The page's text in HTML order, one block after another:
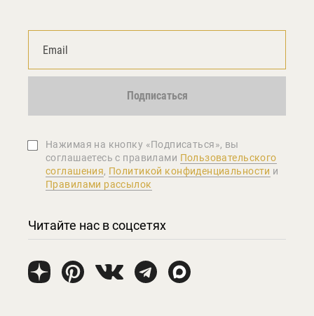
Подписаться
Нажимая на кнопку «Подписаться», вы
соглашаетеcь с правилами Пользовательского
соглашения, Политикой конфиденциальности и
Правилами рассылок
Читайте нас в соцсетях